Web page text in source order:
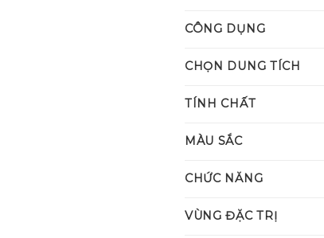
CÔNG DỤNG
CHỌN DUNG TÍCH
TÍNH CHẤT
MÀU SẮC
CHỨC NĂNG
VÙNG ĐẶC TRỊ